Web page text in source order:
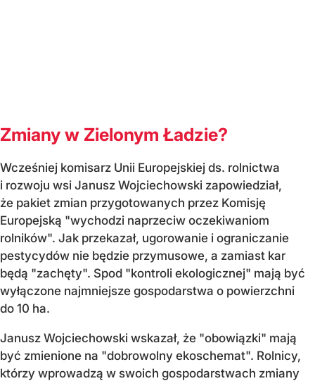
Zmiany w Zielonym Ładzie?
Wcześniej komisarz Unii Europejskiej ds. rolnictwa
i rozwoju wsi Janusz Wojciechowski zapowiedział,
że pakiet zmian przygotowanych przez Komisję
Europejską "wychodzi naprzeciw oczekiwaniom
rolników". Jak przekazał, ugorowanie i ograniczanie
pestycydów nie będzie przymusowe, a zamiast kar
będą "zachęty". Spod "kontroli ekologicznej" mają być
wyłączone najmniejsze gospodarstwa o powierzchni
do 10 ha.
Janusz Wojciechowski wskazał, że "obowiązki" mają
być zmienione na "dobrowolny ekoschemat". Rolnicy,
którzy wprowadzą w swoich gospodarstwach zmiany